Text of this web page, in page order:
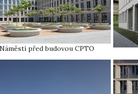
před budovou CPTO